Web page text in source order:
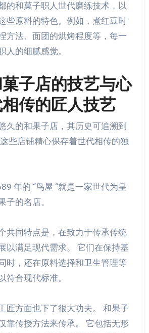
的和菓子职人世代磨练技术，以
些原料的特色。例如，煮红豆时
方法、面团的烘烤程度等，每一
人的细腻感觉。
子店的技艺与心
传的匠人技艺
久的和果子店，其历史可追溯到
些店铺精心保存着世代相传的独
年的 “鸟屋 “就是一家世代为皇
子的名店。
共同特点是，在致力于传承传统
以满足现代需求。 它们在保持基
时，还在原料选择和卫生管理等
符合现代标准。
匠方面也下了很大功夫。 和果子
靠传授方法来传承。 它包括无形